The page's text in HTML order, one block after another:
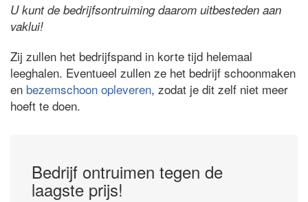
U kunt de bedrijfsontruiming daarom uitbesteden aan
vaklui!
Zij zullen het bedrijfspand in korte tijd helemaal
leeghalen. Eventueel zullen ze het bedrijf schoonmaken
en bezemschoon opleveren, zodat je dit zelf niet meer
hoeft te doen.
Bedrijf ontruimen tegen de
laagste prijs!